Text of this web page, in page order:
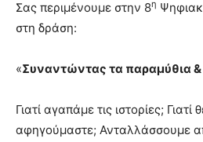
Σας περιμένουμε στην 8η
στη δράση:
«Συναντώντας τα παραμύθια &
Γιατί αγαπάμε τις ιστορίες;
αφηγούμαστε; Ανταλλάσσουμε